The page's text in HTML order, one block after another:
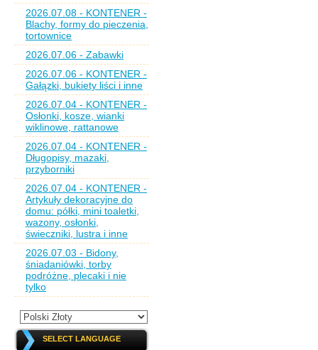
2026.07.08 - KONTENER -
Blachy, formy do pieczenia,
tortownice
2026.07.06 - Zabawki
2026.07.06 - KONTENER -
Gałązki, bukiety liści i inne
2026.07.04 - KONTENER -
Osłonki, kosze, wianki
wiklinowe, rattanowe
2026.07.04 - KONTENER -
Długopisy, mazaki,
przyborniki
2026.07.04 - KONTENER -
Artykuły dekoracyjne do
domu: półki, mini toaletki,
wazony, osłonki,
świeczniki, lustra i inne
2026.07.03 - Bidony,
śniadaniówki, torby
podróżne, plecaki i nie
tylko
SELECT LANGUAGE